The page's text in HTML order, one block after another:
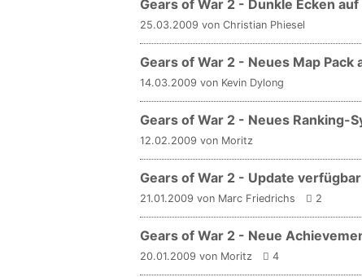
Gears of War 2 - Dunkle Ecken
25.03.2009 von Christian Phiesel
Gears of War 2 - Neues Map Pack
14.03.2009 von Kevin Dylong
Gears of War 2 - Neues Ranking-
12.02.2009 von Moritz
Gears of War 2 - Update verfügbar
21.01.2009 von Marc Friedrichs 2
Gears of War 2 - Neue
20.01.2009 von Moritz 4